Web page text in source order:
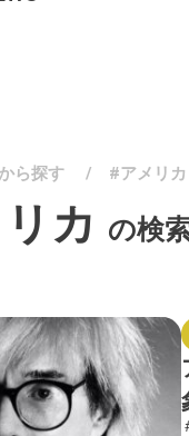
ら探す / #アメリカ
カ の検